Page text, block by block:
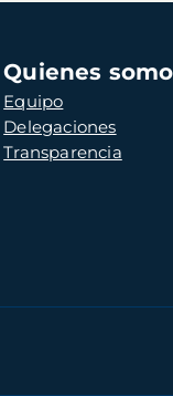
Quienes
Equipo
Delegaciones
Transparencia